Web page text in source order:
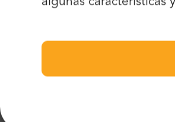
Lea información
Asistencia de nuestro